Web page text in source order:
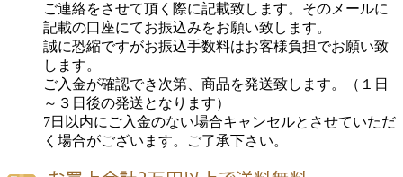
ご連絡をさせて頂く際に記載致します。そのメールに
記載の口座にてお振込みをお願い致します。
誠に恐縮ですがお振込手数料はお客様負担でお願い致
します。
ご入金が確認でき次第、商品を発送致します。（１日
～３日後の発送となります）
7日以内にご入金のない場合キャンセルとさせていただ
く場合がございます。ご了承下さい。